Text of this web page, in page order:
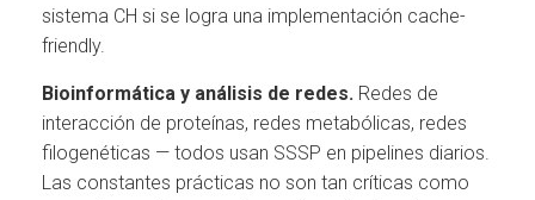
sistema CH si se logra una implementación cache-
friendly.
Bioinformática y análisis de redes. Redes de
interacción de proteínas, redes metabólicas, redes
filogenéticas — todos usan SSSP en pipelines diarios.
Las constantes prácticas no son tan críticas como